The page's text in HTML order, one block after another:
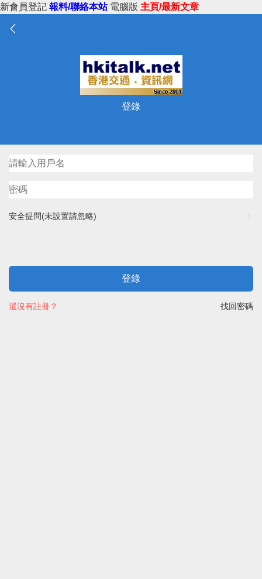
新會員登記 報料/聯絡本站 電腦版 主頁/最新文章
登錄
安全提問(未設置請忽略)
登錄
找回密碼
還沒有註冊？